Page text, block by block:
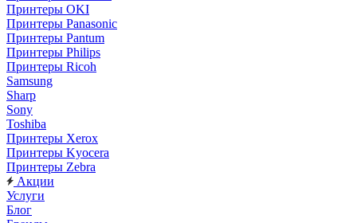
Принтеры OKI
Принтеры Panasonic
Принтеры Pantum
Принтеры Philips
Принтеры Ricoh
Samsung
Sharp
Sony
Toshiba
Принтеры Xerox
Принтеры Kyocera
Принтеры Zebra
Акции
Услуги
Блог